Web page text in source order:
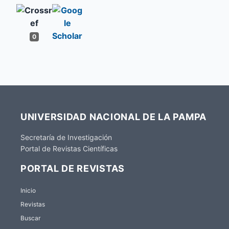
0
UNIVERSIDAD NACIONAL DE LA PAMPA
Secretaría de Investigación
Portal de Revistas Científicas
PORTAL DE REVISTAS
Inicio
Revistas
Buscar